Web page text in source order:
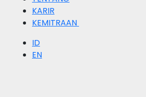
KARIR
KEMITRAAN
ID
EN